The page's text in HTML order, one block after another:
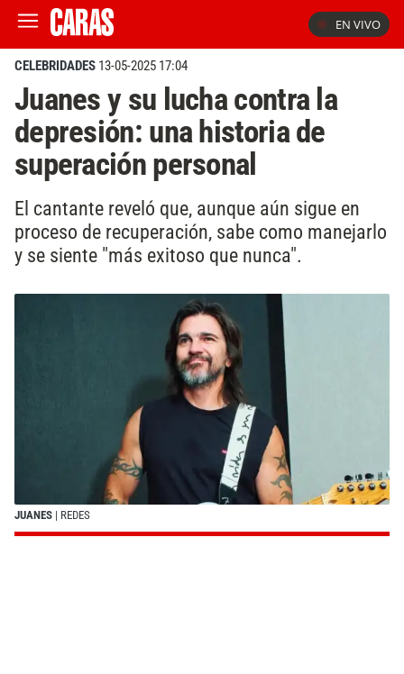
EN VIVO
CELEBRIDADES 13-05-2025 17:04
Juanes y su lucha contra la
depresión: una historia de
superación personal
El cantante reveló que, aunque aún sigue en
proceso de recuperación, sabe como manejarlo
y se siente "más exitoso que nunca".
JUANES | REDES